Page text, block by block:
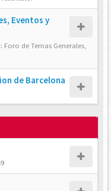
Eventos y
Foro de Temas Generales,
de Barcelona